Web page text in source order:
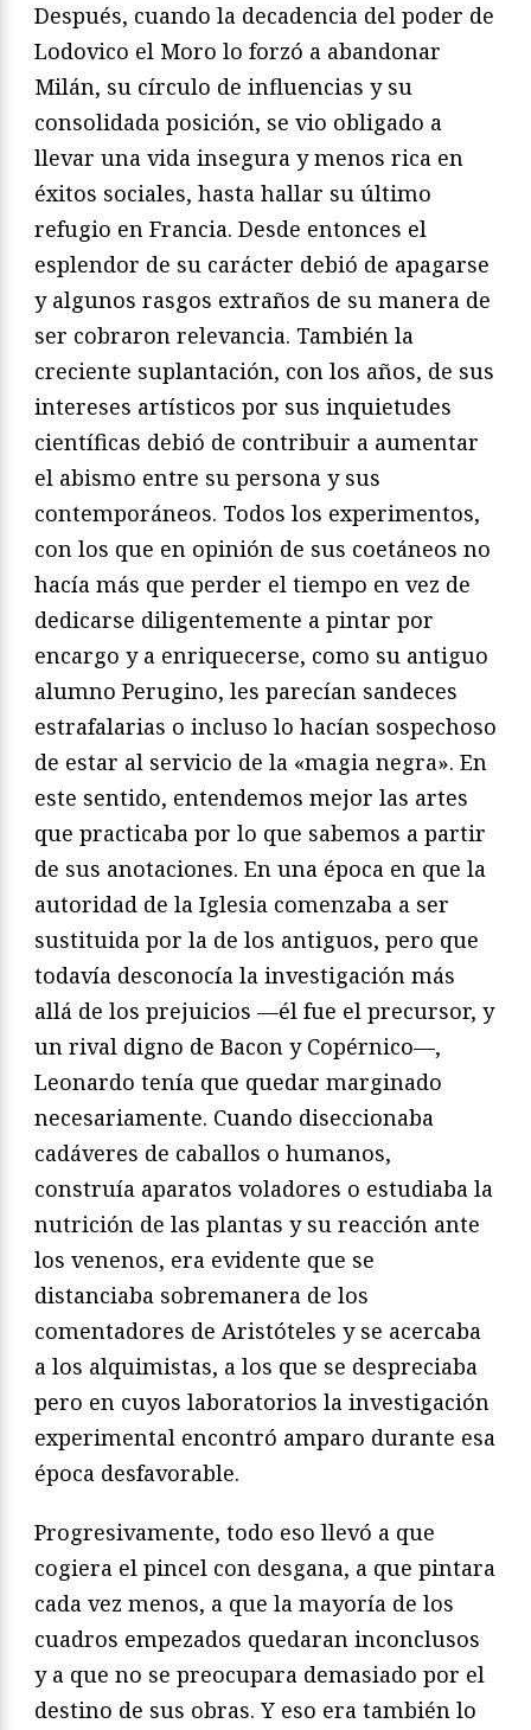
Después, cuando la decadencia del poder de
Lodovico el Moro lo forzó a abandonar
Milán, su círculo de influencias y su
consolidada posición, se vio obligado a
llevar una vida insegura y menos rica en
éxitos sociales, hasta hallar su último
refugio en Francia. Desde entonces el
esplendor de su carácter debió de apagarse
y algunos rasgos extraños de su manera de
ser cobraron relevancia. También la
creciente suplantación, con los años, de sus
intereses artísticos por sus inquietudes
científicas debió de contribuir a aumentar
el abismo entre su persona y sus
contemporáneos. Todos los experimentos,
con los que en opinión de sus coetáneos no
hacía más que perder el tiempo en vez de
dedicarse diligentemente a pintar por
encargo y a enriquecerse, como su antiguo
alumno Perugino, les parecían sandeces
estrafalarias o incluso lo hacían sospechoso
de estar al servicio de la «magia negra». En
este sentido, entendemos mejor las artes
que practicaba por lo que sabemos a partir
de sus anotaciones. En una época en que la
autoridad de la Iglesia comenzaba a ser
sustituida por la de los antiguos, pero que
todavía desconocía la investigación más
allá de los prejuicios —él fue el precursor, y
un rival digno de Bacon y Copérnico—,
Leonardo tenía que quedar marginado
necesariamente. Cuando diseccionaba
cadáveres de caballos o humanos,
construía aparatos voladores o estudiaba la
nutrición de las plantas y su reacción ante
los venenos, era evidente que se
distanciaba sobremanera de los
comentadores de Aristóteles y se acercaba
a los alquimistas, a los que se despreciaba
pero en cuyos laboratorios la investigación
experimental encontró amparo durante esa
época desfavorable.
Progresivamente, todo eso llevó a que
cogiera el pincel con desgana, a que pintara
cada vez menos, a que la mayoría de los
cuadros empezados quedaran inconclusos
y a que no se preocupara demasiado por el
destino de sus obras. Y eso era también lo